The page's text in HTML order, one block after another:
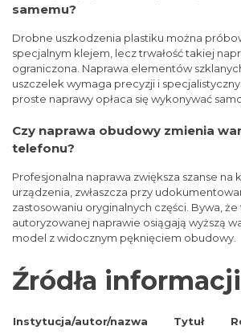
samemu?
Drobne uszkodzenia plastiku można
specjalnym klejem, lecz trwałość takiej
ograniczona. Naprawa elementów
uszczelek wymaga precyzji i
proste naprawy opłaca się wykonywać
Czy naprawa obudowy zmienia
telefonu?
Profesjonalna naprawa zwiększa szanse na
urządzenia, zwłaszcza przy
zastosowaniu oryginalnych części. Bywa,
autoryzowanej naprawie osiągają wyższą
model z widocznym pęknięciem obudowy.
Źródła informacji
Instytucja/autor/nazwa Tytuł